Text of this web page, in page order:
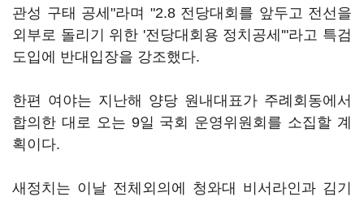
관성 구태 공세"라며 "2.8 전당대회를 앞두고 전선을
외부로 돌리기 위한 '전당대회용 정치공세'"라고 특검
도입에 반대입장을 강조했다.
한편 여야는 지난해 양당 원내대표가 주례회동에서
합의한 대로 오는 9일 국회 운영위원회를 소집할 계
획이다.
새정치는 이날 전체외의에 청와대 비서라인과 김기